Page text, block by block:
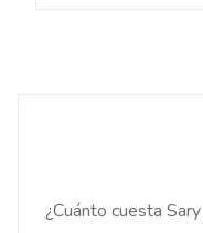
¿Cuánto cuesta